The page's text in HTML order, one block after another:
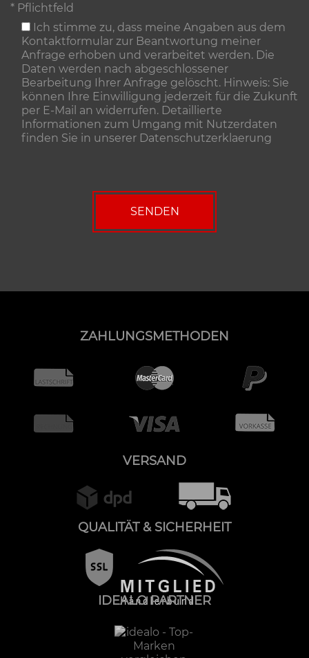
* Pflichtfeld
Ich stimme zu, dass meine Angaben aus dem
Kontaktformular zur Beantwortung meiner
Anfrage erhoben und verarbeitet werden. Die
Daten werden nach abgeschlossener
Bearbeitung Ihrer Anfrage gelöscht. Hinweis: Sie
können Ihre Einwilligung jederzeit für die Zukunft
per E-Mail an widerrufen. Detaillierte
Informationen zum Umgang mit Nutzerdaten
finden Sie in unserer Datenschutzerklaerung
ZAHLUNGSMETHODEN
VERSAND
QUALITÄT & SICHERHEIT
IDEALO PARTNER